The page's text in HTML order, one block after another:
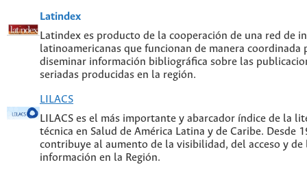
Latindex
Latindex es producto de la cooperación de una red de
latinoamericanas que funcionan de manera coordinada
diseminar información bibliográfica sobre las
seriadas producidas en la región.
LILACS
LILACS es el más importante y abarcador índice de la
técnica en Salud de América Latina y de Caribe. Desde
contribuye al aumento de la visibilidad, del acceso y de
información en la Región.